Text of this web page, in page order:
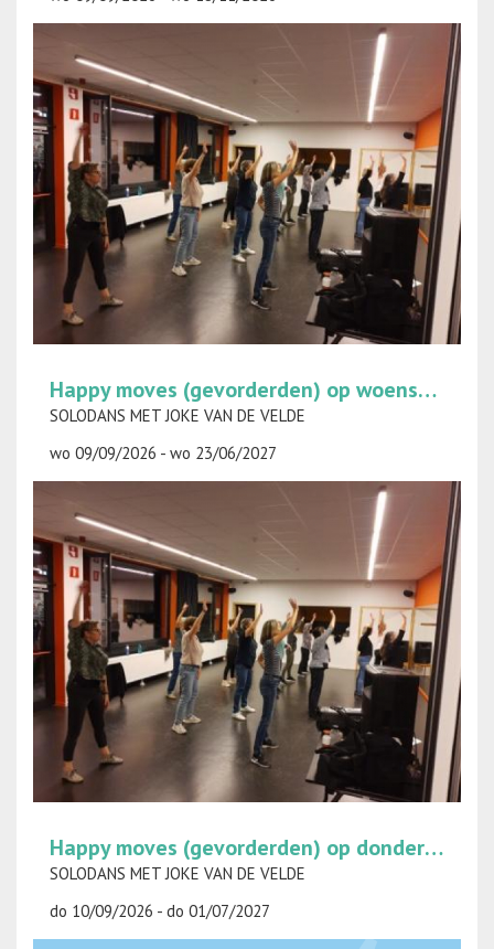
Happy moves (gevorderden) op woensdag
SOLODANS MET JOKE VAN DE VELDE
wo 09/09/2026 - wo 23/06/2027
Happy moves (gevorderden) op donderdag
SOLODANS MET JOKE VAN DE VELDE
do 10/09/2026 - do 01/07/2027